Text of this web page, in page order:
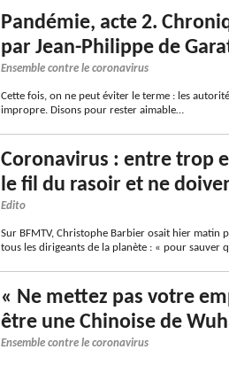
Pandémie, acte 2.
par Jean-Philippe de
Ensemble contre le coronavirus
Cette fois, on ne peut éviter le terme : les
impropre. Disons pour rester aimable…
Coronavirus : entre trop
le fil du rasoir et ne
Edito
Sur BFMTV, Christophe Barbier osait hier matin
tous les dirigeants de la planète : « pour sauver
« Ne mettez pas votre
être une Chinoise de
Ensemble contre le coronavirus